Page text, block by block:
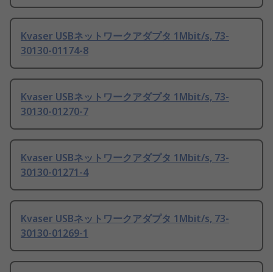
Kvaser USBネットワークアダプタ 1Mbit/s, 73-
30130-01174-8
Kvaser USBネットワークアダプタ 1Mbit/s, 73-
30130-01270-7
Kvaser USBネットワークアダプタ 1Mbit/s, 73-
30130-01271-4
Kvaser USBネットワークアダプタ 1Mbit/s, 73-
30130-01269-1